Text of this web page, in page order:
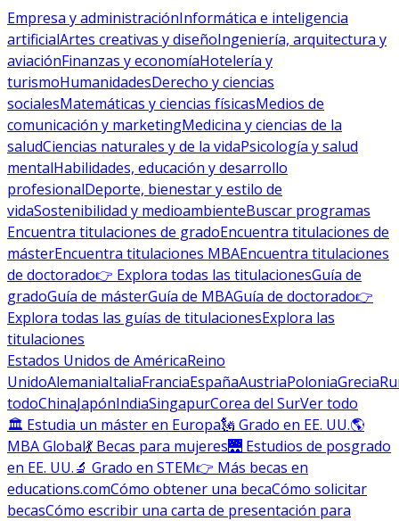
Empresa y administraciónInformática e inteligencia
artificialArtes creativas y diseñoIngeniería, arquitectura y
aviaciónFinanzas y economíaHotelería y
turismoHumanidadesDerecho y ciencias
socialesMatemáticas y ciencias físicasMedios de
comunicación y marketingMedicina y ciencias de la
saludCiencias naturales y de la vidaPsicología y salud
mentalHabilidades, educación y desarrollo
profesionalDeporte, bienestar y estilo de
vidaSostenibilidad y medioambienteBuscar programas
Encuentra titulaciones de gradoEncuentra titulaciones de
másterEncuentra titulaciones MBAEncuentra titulaciones
de doctorado👉 Explora todas las titulacionesGuía de
gradoGuía de másterGuía de MBAGuía de doctorado👉
Explora todas las guías de titulacionesExplora las
titulaciones
Estados Unidos de AméricaReino
UnidoAlemaniaItaliaFranciaEspañaAustriaPoloniaGrecia
todoChinaJapónIndiaSingapurCorea del SurVer todo
🏛 Estudia un máster en Europa🗽 Grado en EE. UU.🌎
MBA Global💃 Becas para mujeres🌉 Estudios de posgrado
en EE. UU.🔬 Grado en STEM👉 Más becas en
educations.comCómo obtener una becaCómo solicitar
becasCómo escribir una carta de presentación para